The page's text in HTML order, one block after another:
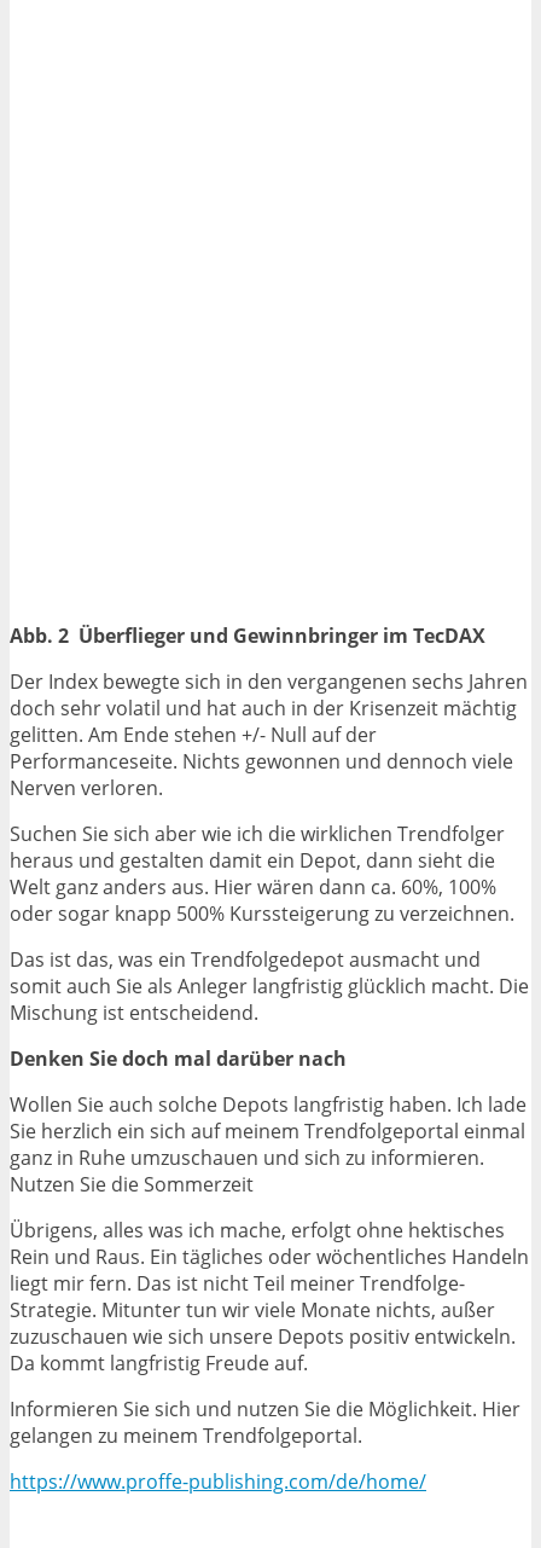
Abb. 2 Überflieger und Gewinnbringer im TecDAX
Der Index bewegte sich in den vergangenen sechs Jahren
doch sehr volatil und hat auch in der Krisenzeit mächtig
gelitten. Am Ende stehen +/- Null auf der
Performanceseite. Nichts gewonnen und dennoch viele
Nerven verloren.
Suchen Sie sich aber wie ich die wirklichen Trendfolger
heraus und gestalten damit ein Depot, dann sieht die
Welt ganz anders aus. Hier wären dann ca. 60%, 100%
oder sogar knapp 500% Kurssteigerung zu verzeichnen.
Das ist das, was ein Trendfolgedepot ausmacht und
somit auch Sie als Anleger langfristig glücklich macht. Die
Mischung ist entscheidend.
Denken Sie doch mal darüber nach
Wollen Sie auch solche Depots langfristig haben. Ich lade
Sie herzlich ein sich auf meinem Trendfolgeportal einmal
ganz in Ruhe umzuschauen und sich zu informieren.
Nutzen Sie die Sommerzeit
Übrigens, alles was ich mache, erfolgt ohne hektisches
Rein und Raus. Ein tägliches oder wöchentliches Handeln
liegt mir fern. Das ist nicht Teil meiner Trendfolge-
Strategie. Mitunter tun wir viele Monate nichts, außer
zuzuschauen wie sich unsere Depots positiv entwickeln.
Da kommt langfristig Freude auf.
Informieren Sie sich und nutzen Sie die Möglichkeit. Hier
gelangen zu meinem Trendfolgeportal.
https://www.proffe-publishing.com/de/home/